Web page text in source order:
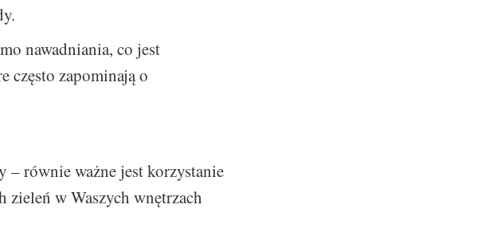
nawadniania, co jest
często zapominają o
równie ważne jest korzystanie
zieleń w Waszych wnętrzach